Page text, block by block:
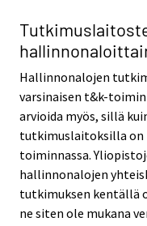
Hallinnonalojen
varsinaisen t&k-
arvioida myös, sillä
tutkimuslaitoksilla on
toiminnassa.
hallinnonalojen
tutkimuksen kentällä
ne siten ole mukana